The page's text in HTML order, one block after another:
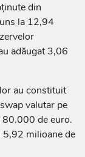
din
la 12,94
adăugat 3,06
au constituit
valutar pe
80.000 de euro.
5,92 milioane de